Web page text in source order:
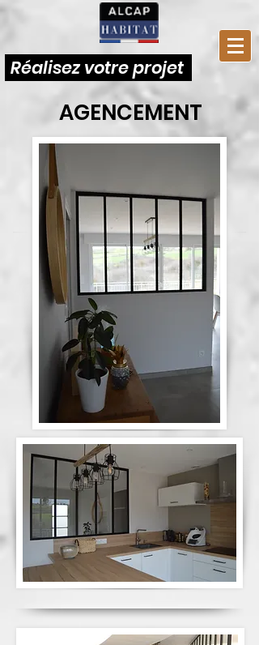
Réalisez votre projet
AGENCEMENT